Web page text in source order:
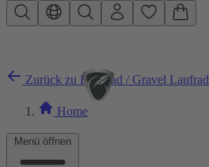
Zum Hauptinhalt springen
Menü öffnen
Zurück zu Rennrad / Gravel Laufrad
Home